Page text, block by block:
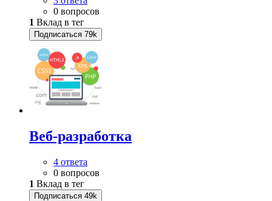
0 вопросов
1 Вклад в тег
Подписаться 79k
Веб-разработка
4 ответа
0 вопросов
1 Вклад в тег
Подписаться 49k